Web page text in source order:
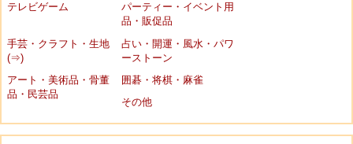
テレビゲーム
パーティー・イベント用
品・販促品
手芸・クラフト・生地
(⇒)
占い・開運・風水・パワ
ーストーン
アート・美術品・骨董
品・民芸品
囲碁・将棋・麻雀
その他